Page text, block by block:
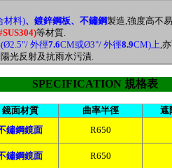
材料)、 鍍鋅鋼板、 不鏽鋼製造,強度高不
等材質.
外徑7.6CM或Ø3"/ 外徑8.9CM)上,
光反射及抗雨水污漬.
SPECIFICATION 規格表
鏡面材質 曲率半徑 遮
鏽鋼鏡面 R650
鏽鋼鏡面 R650